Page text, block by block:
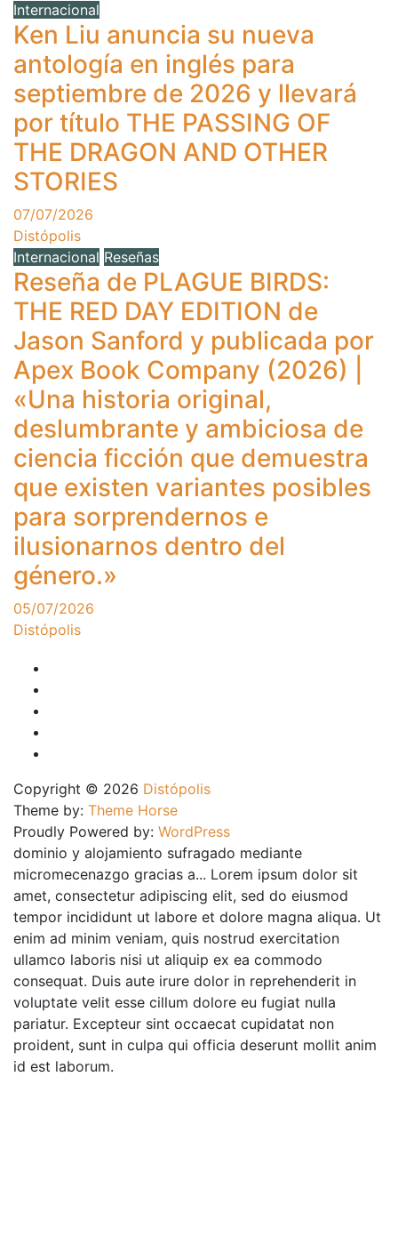
Internacional
Ken Liu anuncia su nueva
antología en inglés para
septiembre de 2026 y llevará
por título THE PASSING OF
THE DRAGON AND OTHER
STORIES
07/07/2026
Distópolis
Internacional Reseñas
Reseña de PLAGUE BIRDS:
THE RED DAY EDITION de
Jason Sanford y publicada por
Apex Book Company (2026) |
«Una historia original,
deslumbrante y ambiciosa de
ciencia ficción que demuestra
que existen variantes posibles
para sorprendernos e
ilusionarnos dentro del
género.»
05/07/2026
Distópolis
Copyright © 2026 Distópolis
Theme by: Theme Horse
Proudly Powered by: WordPress
dominio y alojamiento sufragado mediante
micromecenazgo gracias a... Lorem ipsum dolor sit
amet, consectetur adipiscing elit, sed do eiusmod
tempor incididunt ut labore et dolore magna aliqua. Ut
enim ad minim veniam, quis nostrud exercitation
ullamco laboris nisi ut aliquip ex ea commodo
consequat. Duis aute irure dolor in reprehenderit in
voluptate velit esse cillum dolore eu fugiat nulla
pariatur. Excepteur sint occaecat cupidatat non
proident, sunt in culpa qui officia deserunt mollit anim
id est laborum.